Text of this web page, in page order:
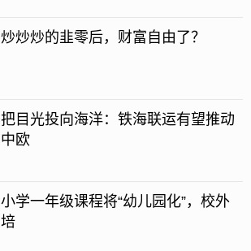
炒炒炒的韭零后，财富自由了？
把目光投向海洋：铁海联运有望推动
中欧
小学一年级课程将“幼儿园化”，校外
培